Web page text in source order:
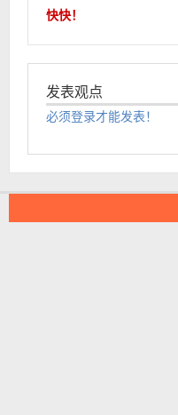
快快！
发表观点
必须登录才能发表！